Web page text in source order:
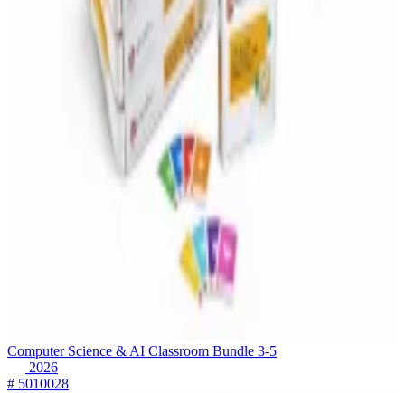
Computer Science & AI Classroom Bundle 3-5
2026
# 5010028